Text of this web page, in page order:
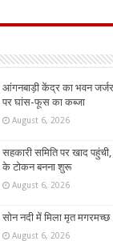
आंगनबाड़ी केंद्र का भवन
पर घांस-फूस का कब्जा
August 6, 2026
सहकारी समिति पर खाद पहुंची,
के टोकन बनना शुरू
August 6, 2026
सोन नदी में मिला मृत मगरमच्छ
August 6, 2026